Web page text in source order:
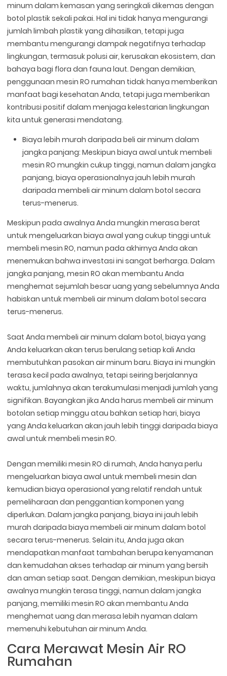
minum dalam kemasan yang seringkali dikemas dengan
botol plastik sekali pakai. Hal ini tidak hanya mengurangi
jumlah limbah plastik yang dihasilkan, tetapi juga
membantu mengurangi dampak negatifnya terhadap
lingkungan, termasuk polusi air, kerusakan ekosistem, dan
bahaya bagi flora dan fauna laut. Dengan demikian,
penggunaan mesin RO rumahan tidak hanya memberikan
manfaat bagi kesehatan Anda, tetapi juga memberikan
kontribusi positif dalam menjaga kelestarian lingkungan
kita untuk generasi mendatang.
Biaya lebih murah daripada beli air minum dalam
jangka panjang: Meskipun biaya awal untuk membeli
mesin RO mungkin cukup tinggi, namun dalam jangka
panjang, biaya operasionalnya jauh lebih murah
daripada membeli air minum dalam botol secara
terus-menerus.
Meskipun pada awalnya Anda mungkin merasa berat
untuk mengeluarkan biaya awal yang cukup tinggi untuk
membeli mesin RO, namun pada akhirnya Anda akan
menemukan bahwa investasi ini sangat berharga. Dalam
jangka panjang, mesin RO akan membantu Anda
menghemat sejumlah besar uang yang sebelumnya Anda
habiskan untuk membeli air minum dalam botol secara
terus-menerus.
Saat Anda membeli air minum dalam botol, biaya yang
Anda keluarkan akan terus berulang setiap kali Anda
membutuhkan pasokan air minum baru. Biaya ini mungkin
terasa kecil pada awalnya, tetapi seiring berjalannya
waktu, jumlahnya akan terakumulasi menjadi jumlah yang
signifikan. Bayangkan jika Anda harus membeli air minum
botolan setiap minggu atau bahkan setiap hari, biaya
yang Anda keluarkan akan jauh lebih tinggi daripada biaya
awal untuk membeli mesin RO.
Dengan memiliki mesin RO di rumah, Anda hanya perlu
mengeluarkan biaya awal untuk membeli mesin dan
kemudian biaya operasional yang relatif rendah untuk
pemeliharaan dan penggantian komponen yang
diperlukan. Dalam jangka panjang, biaya ini jauh lebih
murah daripada biaya membeli air minum dalam botol
secara terus-menerus. Selain itu, Anda juga akan
mendapatkan manfaat tambahan berupa kenyamanan
dan kemudahan akses terhadap air minum yang bersih
dan aman setiap saat. Dengan demikian, meskipun biaya
awalnya mungkin terasa tinggi, namun dalam jangka
panjang, memiliki mesin RO akan membantu Anda
menghemat uang dan merasa lebih nyaman dalam
memenuhi kebutuhan air minum Anda.
Cara Merawat Mesin Air RO
Rumahan